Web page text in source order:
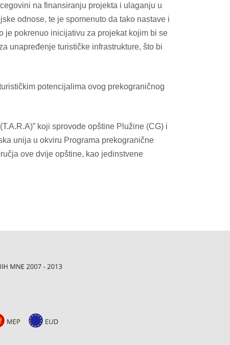
na finansiranju projekta i ulaganju u
odnose, te je spomenuto da tako nastave i
je pokrenuo inicijativu za projekat kojim bi se
unapređenje turističke infrastrukture, što bi
potencijalima ovog prekograničnog
koji sprovode opštine Plužine (CG) i
unija u okviru Programa prekogranične
ove dvije opštine, kao jedinstvene